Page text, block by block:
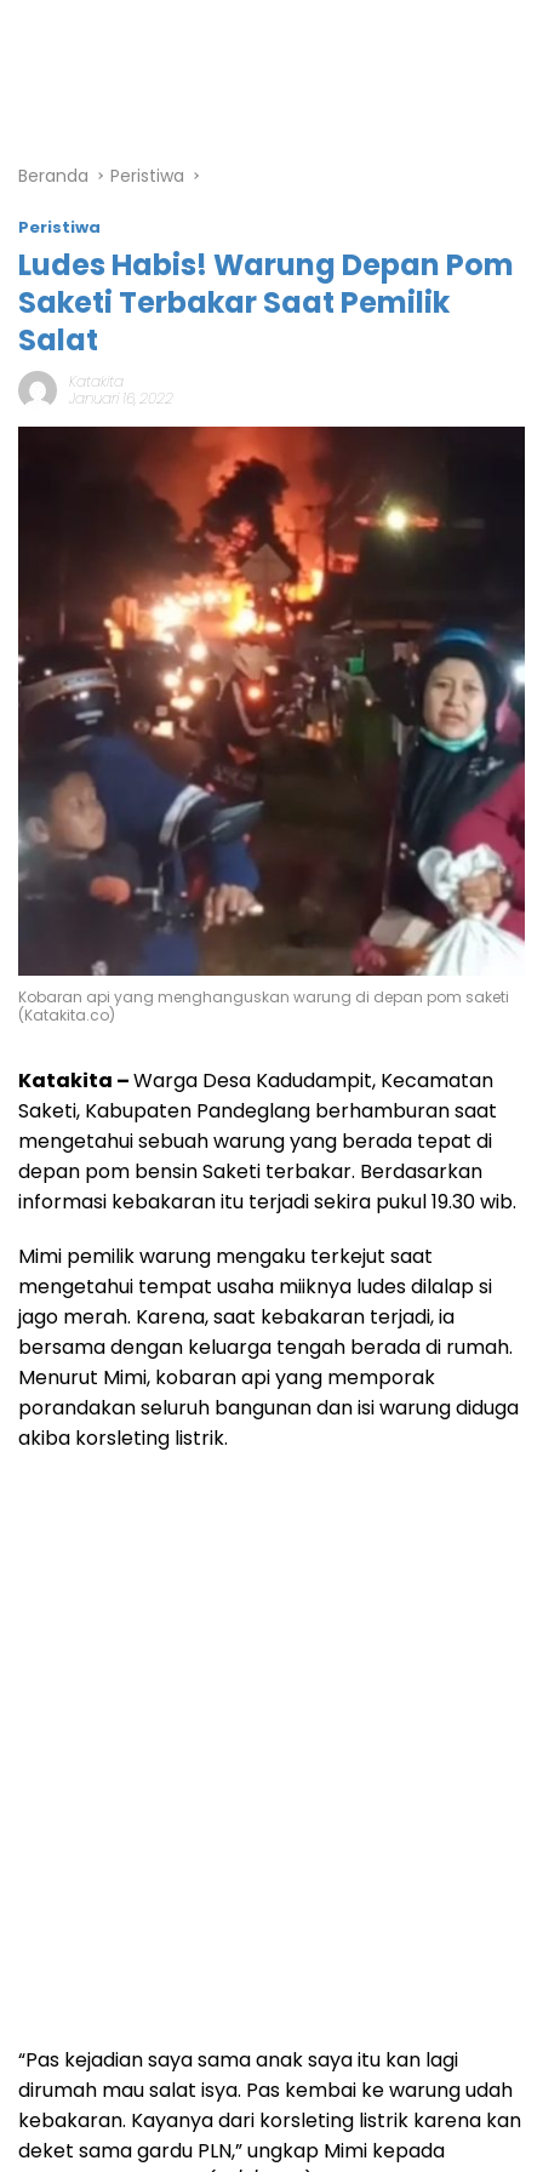
Beranda Peristiwa
Peristiwa
Ludes Habis! Warung Depan Pom
Saketi Terbakar Saat Pemilik
Salat
Katakita
Januari 16, 2022
Kobaran api yang menghanguskan warung di depan pom saketi
(Katakita.co)
Katakita –Warga Desa Kadudampit, Kecamatan
Saketi, Kabupaten Pandeglang berhamburan saat
mengetahui sebuah warung yang berada tepat di
depan pom bensin Saketi terbakar. Berdasarkan
informasi kebakaran itu terjadi sekira pukul 19.30 wib.
Mimi pemilik warung mengaku terkejut saat
mengetahui tempat usaha miiknya ludes dilalap si
jago merah. Karena, saat kebakaran terjadi, ia
bersama dengan keluarga tengah berada di rumah.
Menurut Mimi, kobaran api yang memporak
porandakan seluruh bangunan dan isi warung diduga
akiba korsleting listrik.
“Pas kejadian saya sama anak saya itu kan lagi
dirumah mau salat isya. Pas kembai ke warung udah
kebakaran. Kayanya dari korsleting listrik karena kan
deket sama gardu PLN,” ungkap Mimi kepada